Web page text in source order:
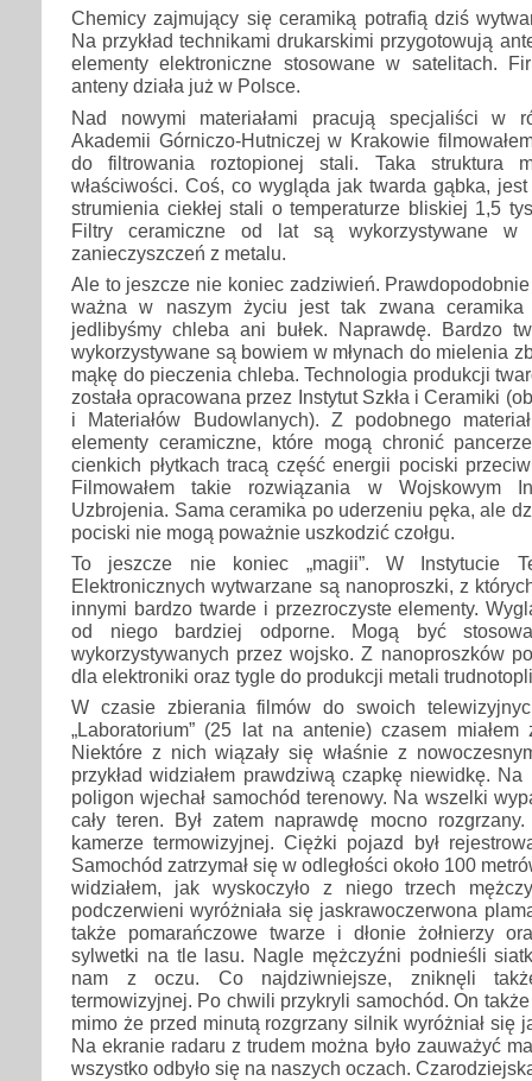
Chemicy zajmujący się ceramiką potrafią dziś
Na przykład technikami drukarskimi przygotowują
elementy elektroniczne stosowane w satelitach.
anteny działa już w Polsce.
Nad nowymi materiałami pracują specjaliści w
Akademii Górniczo-Hutniczej w Krakowie
do filtrowania roztopionej stali. Taka struktura
właściwości. Coś, co wygląda jak twarda gąbka,
strumienia ciekłej stali o temperaturze bliskiej 1,5
Filtry ceramiczne od lat są wykorzystywane w
zanieczyszczeń z metalu.
Ale to jeszcze nie koniec zadziwień.
ważna w naszym życiu jest tak zwana
jedlibyśmy chleba ani bułek. Naprawdę. Bardzo
wykorzystywane są bowiem w młynach do mielenia
mąkę do pieczenia chleba. Technologia produkcji
została opracowana przez Instytut Szkła i Ceramiki
i Materiałów Budowlanych). Z podobnego
elementy ceramiczne, które mogą chronić
cienkich płytkach tracą część energii pociski
Filmowałem takie rozwiązania w Wojskowym
Uzbrojenia. Sama ceramika po uderzeniu pęka, ale
pociski nie mogą poważnie uszkodzić czołgu.
To jeszcze nie koniec „magii”. W Instytucie
Elektronicznych wytwarzane są nanoproszki, z
innymi bardzo twarde i przezroczyste elementy.
od niego bardziej odporne. Mogą być
wykorzystywanych przez wojsko. Z nanoproszków
dla elektroniki oraz tygle do produkcji metali
W czasie zbierania filmów do swoich
„Laboratorium” (25 lat na antenie) czasem miałem
Niektóre z nich wiązały się właśnie z
przykład widziałem prawdziwą czapkę niewidkę.
poligon wjechał samochód terenowy. Na wszelki
cały teren. Był zatem naprawdę mocno
kamerze termowizyjnej. Ciężki pojazd był
Samochód zatrzymał się w odległości około 100
widziałem, jak wyskoczyło z niego trzech
podczerwieni wyróżniała się jaskrawoczerwona
także pomarańczowe twarze i dłonie żołnierzy
sylwetki na tle lasu. Nagle mężczyźni podnieśli
nam z oczu. Co najdziwniejsze, zniknęli
termowizyjnej. Po chwili przykryli samochód. On także
mimo że przed minutą rozgrzany silnik wyróżniał się
Na ekranie radaru z trudem można było zauważyć
wszystko odbyło się na naszych oczach.